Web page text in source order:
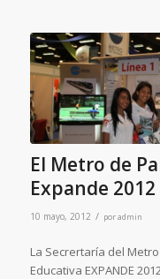
El Metro de
Expande 2012
10 mayo, 2012 / poradmin
La Secrertaría del
Educativa EXPANDE